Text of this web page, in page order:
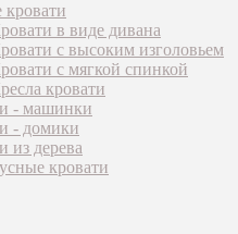
в виде дивана
с высоким изголовьем
с мягкой спинкой
кровати
- машинки
- домики
из дерева
кровати